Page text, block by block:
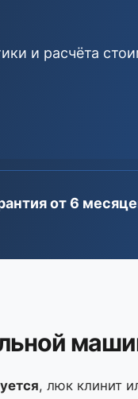
и расчёта
от 6
, люк клинит